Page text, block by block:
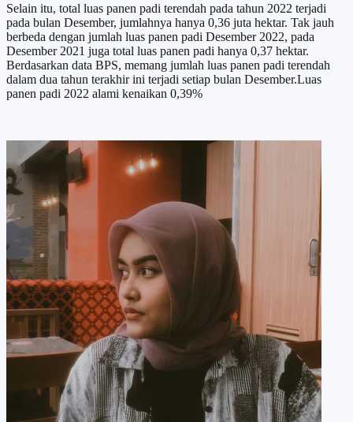
Selain itu, total luas panen padi terendah pada tahun 2022 terjadi
pada bulan Desember, jumlahnya hanya 0,36 juta hektar. Tak jauh
berbeda dengan jumlah luas panen padi Desember 2022, pada
Desember 2021 juga total luas panen padi hanya 0,37 hektar.
Berdasarkan data BPS, memang jumlah luas panen padi terendah
dalam dua tahun terakhir ini terjadi setiap bulan Desember.Luas
panen padi 2022 alami kenaikan 0,39%